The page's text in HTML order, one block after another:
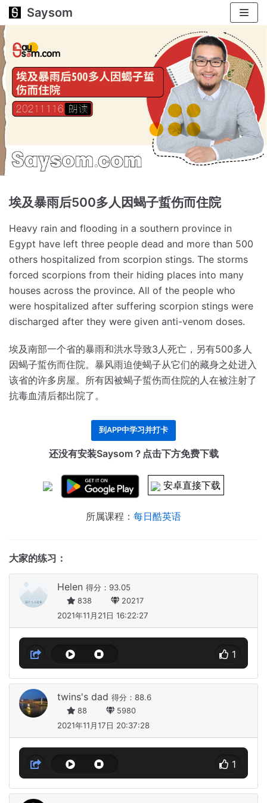
跳
正
文
Saysom
埃及暴雨后500多人因蝎子蜇伤而住院
Heavy rain and flooding in a southern province in
Egypt have left three people dead and more than 500
others hospitalized from scorpion stings. The storms
forced scorpions from their hiding places into many
houses across the province. All of the people who
were hospitalized after suffering scorpion stings were
discharged after they were given anti-venom doses.
埃及南部一个省的暴雨和洪水导致3人死亡，另有500多人
因蝎子蜇伤而住院。 暴风雨迫使蝎子从它们的藏身之处进入
该省的许多房屋。 所有因被蝎子蜇伤而住院的人在被注射了
抗毒血清后都出院了。
到APP中学习并打卡
还没有安装Saysom？点击下方免费下载
安卓直接下载
所属课程： 每日酷英语
大家的练习：
Helen 得分：93.05
838 20217
2021年11月21日 16:22:27
1
twins's dad 得分：88.6
88 5980
2021年11月17日 20:37:28
1